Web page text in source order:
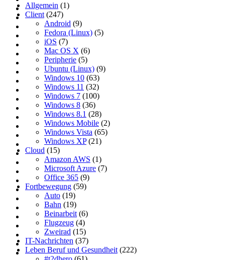
Allgemein (1)
Client (247)
Android (9)
Fedora (Linux) (5)
iOS (7)
Mac OS X (6)
Peripherie (5)
Ubuntu (Linux) (9)
Windows 10 (63)
Windows 11 (32)
Windows 7 (100)
Windows 8 (36)
Windows 8.1 (28)
Windows Mobile (2)
Windows Vista (65)
Windows XP(21)
Cloud (15)
Amazon AWS (1)
Microsoft Azure (7)
Office 365 (9)
Fortbewegung (59)
Auto (19)
Bahn (19)
Beinarbeit (6)
Flugzeug (4)
Zweirad (15)
IT-Nachrichten (37)
Leben Beruf und Gesundheit (222)